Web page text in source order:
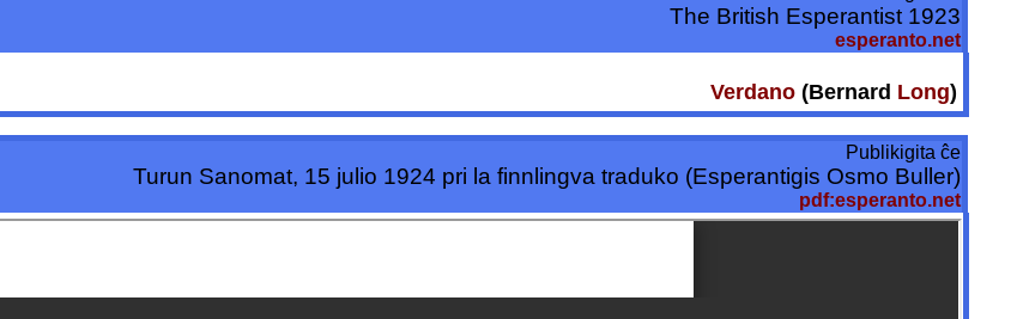
The British Esperantist 1923
esperanto.net
Verdano(Bernard Long)
Publikigita ĉe
Turun Sanomat, 15 julio 1924 pri la finnlingva traduko (Esperantigis Osmo Buller)
pdf:esperanto.net